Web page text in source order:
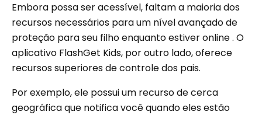
Embora possa ser acessível, faltam a maioria dos
recursos necessários para um nível avançado de
proteção para seu filho enquanto estiver online . O
aplicativo FlashGet Kids, por outro lado, oferece
recursos superiores de controle dos pais.
Por exemplo, ele possui um recurso de cerca
geográfica que notifica você quando eles estão